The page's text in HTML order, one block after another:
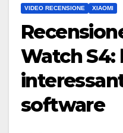
VIDEO RECENSIONE XIAOMI
Watch S4:
software